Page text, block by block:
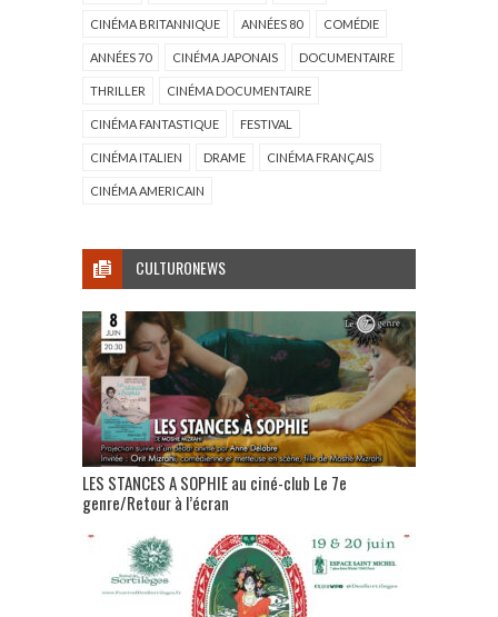
CINÉMA BRITANNIQUE ANNÉES 80 COMÉDIE
ANNÉES 70 CINÉMA JAPONAIS DOCUMENTAIRE
THRILLER CINÉMA DOCUMENTAIRE
CINÉMA FANTASTIQUE FESTIVAL
CINÉMA ITALIEN DRAME CINÉMA FRANÇAIS
CINÉMA AMERICAIN
CULTURONEWS
LES STANCES A SOPHIE au ciné-club Le 7e
genre/Retour à l’écran